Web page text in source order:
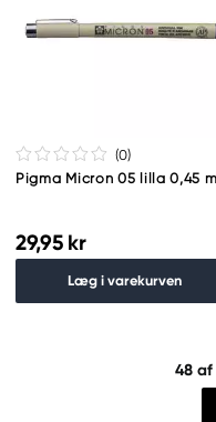
(0)
Pigma Micron 05 lilla 0,45
29,95 kr
Læg i varekurven
48 af